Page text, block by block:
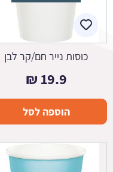
כוסות נייר חם/קר לבן
19.9
₪
הוספה לסל